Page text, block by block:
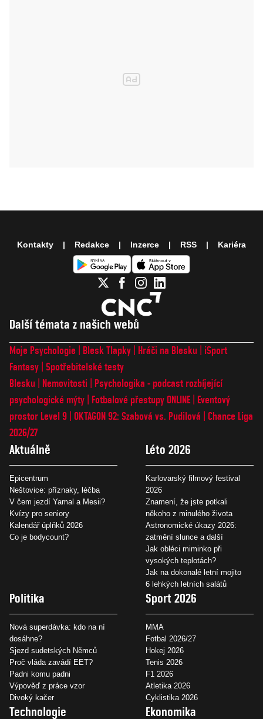
Další témata z našich webů
Moje Psychologie Blesk Tlapky Hráči na Blesku
iSport
Fantasy Spotřebitelské testy
Blesku
Nemovitosti
Psychologika - podcast rozbíjející
psychologické mýty
Fotbalové přestupy ONLINE
Eventový
prostor Level 9 OKTAGON 92: Szabová vs. Pudilová
Chance Liga
2026/27
Aktuálně
Epicentrum
Neštovice: příznaky, léčba
V čem jezdí Yamal a Mesii?
Kvízy pro seniory
Kalendář úplňků 2026
Co je bodycount?
Léto 2026
Karlovarský filmový festival
2026
Znamení, že jste potkali
někoho z minulého života
Astronomické úkazy 2026:
zatmění slunce a další
Jak obléci miminko při
vysokých teplotách?
Jak na dokonalé letní mojito
6 lehkých letních salátů
Politika
Nová superdávka: kdo na ní
dosáhne?
Sjezd sudetských Němců
Proč vláda zavádí EET?
Padni komu padni
Výpověď z práce vzor
Divoký kačer
Sport 2026
MMA
Fotbal 2026/27
Hokej 2026
Tenis 2026
F1 2026
Atletika 2026
Cyklistika 2026
Technologie Ekonomika
Kontakty Redakce Inzerce RSS Kariéra